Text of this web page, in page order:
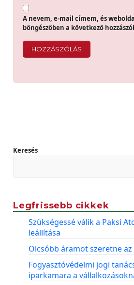
A nevem, e-mail címem, és
böngészőben a következő
Keresés
Legfrissebb cikkek
Szükségessé válik a Paksi
leállítása
Olcsóbb áramot szeretne
Fogyasztóvédelmi jogi
iparkamara a